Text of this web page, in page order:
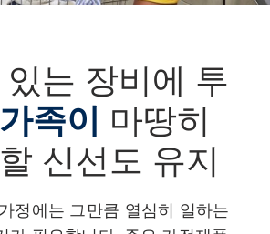
는 장비에 투
가족이 마땅히
신선도 유지
정에는 그만큼 열심히 일하는